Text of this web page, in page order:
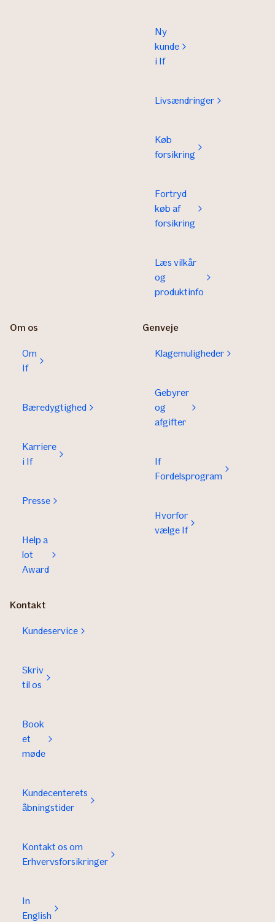
Ny
kunde
i If
Livsændringer
Køb
forsikring
Fortryd
køb af
forsikring
Læs vilkår
og
produktinfo
Om os
Om
If
Bæredygtighed
Karriere
i If
Presse
Help a
lot
Award
Genveje
Klagemuligheder
Gebyrer
og
afgifter
If
Fordelsprogram
Hvorfor
vælge If
Kontakt
Kundeservice
Skriv
til os
Book
et
møde
Kundecenterets
åbningstider
Kontakt os om
Erhvervsforsikringer
In
English